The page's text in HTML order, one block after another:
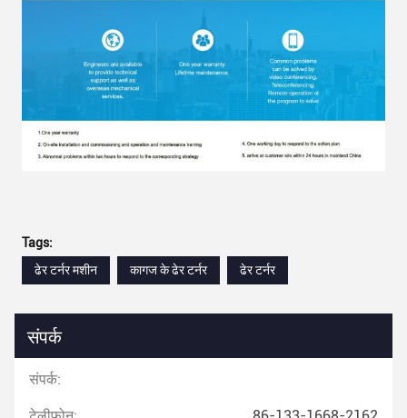
Tags:
ढेर टर्नर मशीन
कागज के ढेर टर्नर ढेर टर्नर
संपर्क
संपर्क: